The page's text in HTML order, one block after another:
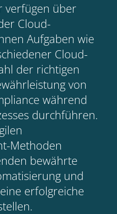
verfügen über
Cloud-
Aufgaben wie
Cloud-
der richtigen
von
während
durchführen.
Methoden
bewährte
und
erfolgreiche